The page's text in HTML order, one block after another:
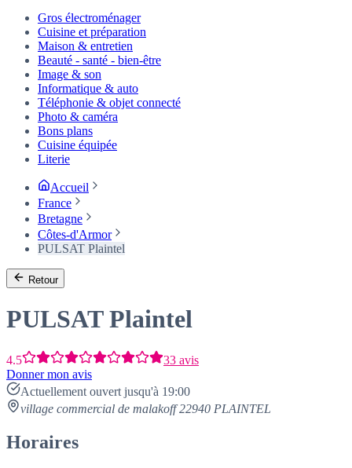
Gros électroménager
Cuisine et préparation
Maison & entretien
Beauté - santé - bien-être
Image & son
Informatique & auto
Téléphonie & objet connecté
Photo & caméra
Bons plans
Cuisine équipée
Literie
Accueil
France
Bretagne
Côtes-d'Armor
PULSAT Plaintel
Retour
PULSAT Plaintel
4.5
33 avis
Donner mon avis
Actuellement ouvert jusqu'à 19:00
village commercial de malakoff 22940 PLAINTEL
Horaires